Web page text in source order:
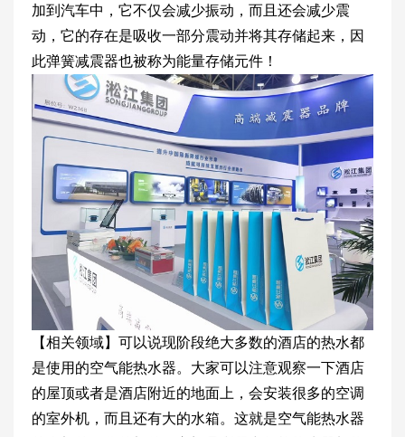
加到汽车中，它不仅会减少振动，而且还会减少震
动，它的存在是吸收一部分震动并将其存储起来，因
此弹簧减震器也被称为能量存储元件！
【相关领域】可以说现阶段绝大多数的酒店的热水都
是使用的空气能热水器。大家可以注意观察一下酒店
的屋顶或者是酒店附近的地面上，会安装很多的空调
的室外机，而且还有大的水箱。这就是空气能热水器